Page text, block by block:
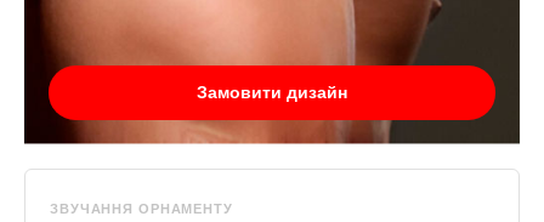
Замовити дизайн
ЗВУЧАННЯ ОРНАМЕНТУ